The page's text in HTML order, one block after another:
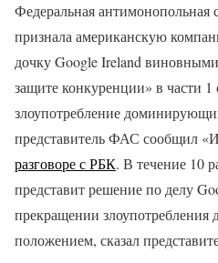
Федеральная
признала американскую
дочку Google Ireland
защите конкуренции» в части
злоупотребление
представитель ФАС сообщил
разговоре с РБК. В течение 10
представит решение по делу
прекращении
положением, сказал